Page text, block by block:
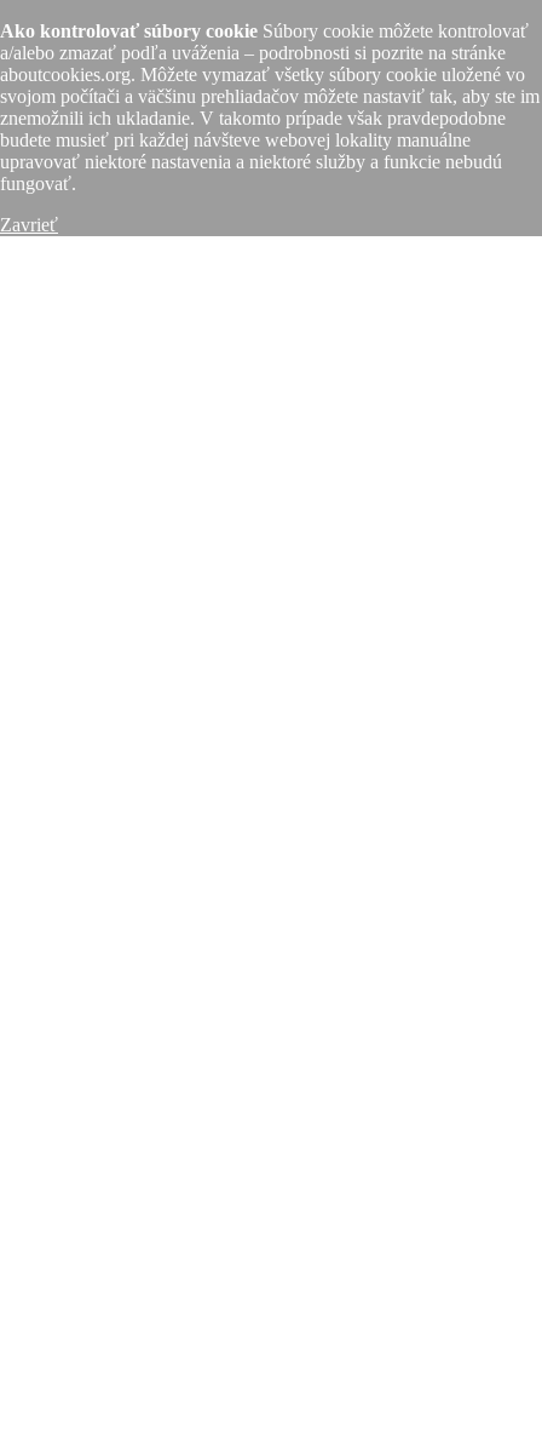
Ako kontrolovať súbory cookie Súbory cookie môžete kontrolovať
a/alebo zmazať podľa uváženia – podrobnosti si pozrite na stránke
aboutcookies.org. Môžete vymazať všetky súbory cookie uložené vo
svojom počítači a väčšinu prehliadačov môžete nastaviť tak, aby ste im
znemožnili ich ukladanie. V takomto prípade však pravdepodobne
budete musieť pri každej návšteve webovej lokality manuálne
upravovať niektoré nastavenia a niektoré služby a funkcie nebudú
fungovať.
Zavrieť